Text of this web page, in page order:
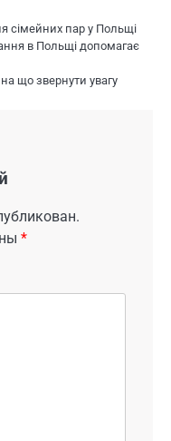
сімейних пар у Польщі
в Польщі допомагає
що звернути увагу
*